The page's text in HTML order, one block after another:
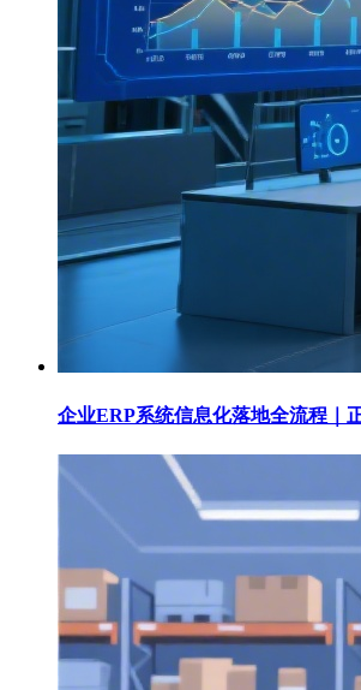
企业ERP系统信息化落地全流程｜